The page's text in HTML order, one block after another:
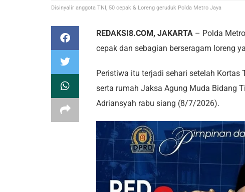
Disinyalir anggota TNI, 50 cepak & Loreng geruduk Polda Metro Jaya
REDAKSI8.COM, JAKARTA – Polda
cepak dan sebagian berseragam loreng
Peristiwa itu terjadi sehari setelah
serta rumah Jaksa Agung Muda Bidang
Adriansyah rabu siang (8/7/2026).